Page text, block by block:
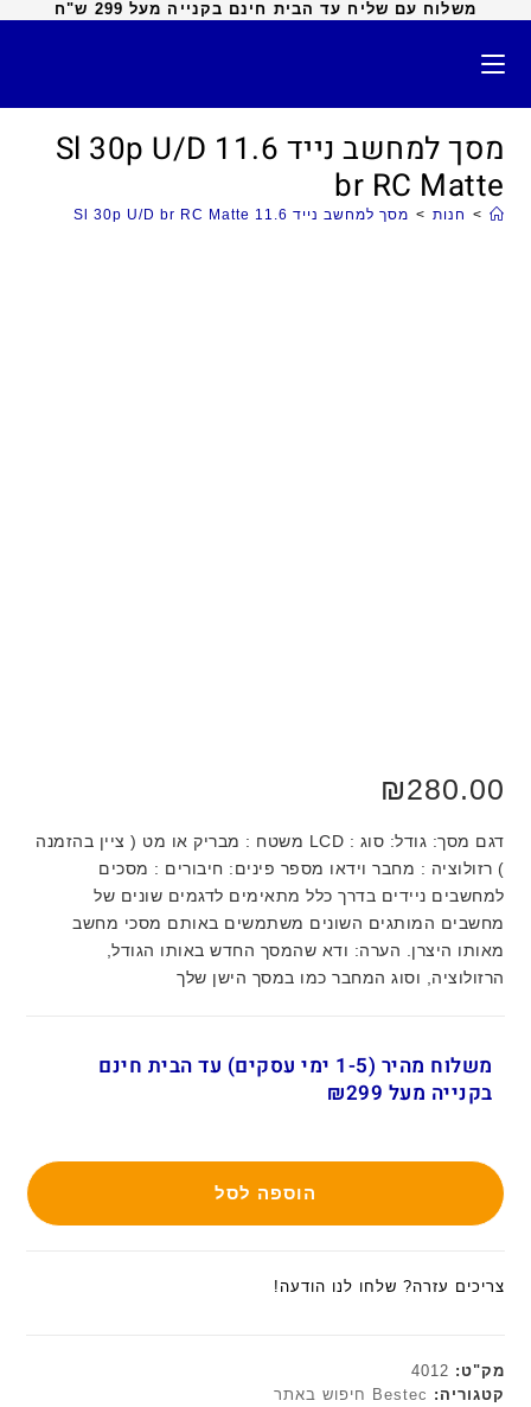
משלוח עם שליח עד הבית חינם בקנייה מעל 299 ש"ח
מסך למחשב נייד 11.6 Sl 30p U/D
br RC Matte
> חנות > מסך למחשב נייד 11.6 Sl 30p U/D br RC Matte
₪280.00
דגם מסך: גודל: סוג : LCD משטח : מבריק או מט ( ציין בהזמנה
) רזולוציה : מחבר וידאו מספר פינים: חיבורים : מסכים
למחשבים ניידים בדרך כלל מתאימים לדגמים שונים של
מחשבים המותגים השונים משתמשים באותם מסכי מחשב
מאותו היצרן. הערה: ודא שהמסך החדש באותו הגודל,
הרזולוציה, וסוג המחבר כמו במסך הישן שלך
משלוח מהיר (1-5 ימי עסקים) עד הבית חינם
בקנייה מעל ₪299
הוספה לסל
צריכים עזרה? שלחו לנו הודעה!
מק"ט: 4012
קטגוריה: Bestec חיפוש באתר